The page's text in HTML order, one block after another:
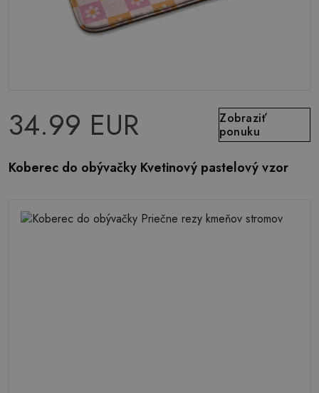
34.99 EUR
Zobraziť
ponuku
Koberec do obývačky Kvetinový pastelový vzor